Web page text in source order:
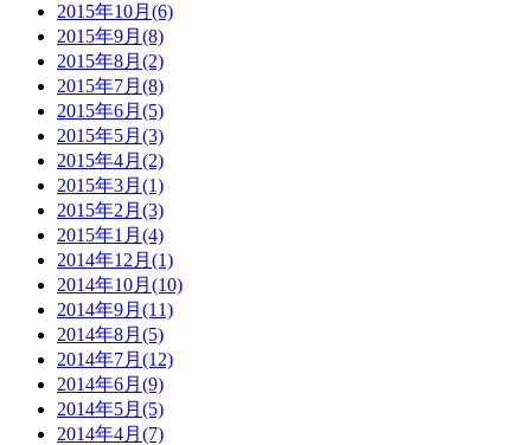
2015年10月(6)
2015年9月(8)
2015年8月(2)
2015年7月(8)
2015年6月(5)
2015年5月(3)
2015年4月(2)
2015年3月(1)
2015年2月(3)
2015年1月(4)
2014年12月(1)
2014年10月(10)
2014年9月(11)
2014年8月(5)
2014年7月(12)
2014年6月(9)
2014年5月(5)
2014年4月(7)